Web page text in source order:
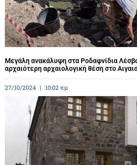
Μεγάλη ανακάλυψη στα Ροδαφνίδια
αρχαιότερη αρχαιολογική θέση στο
27/10/2024 10:02 πμ